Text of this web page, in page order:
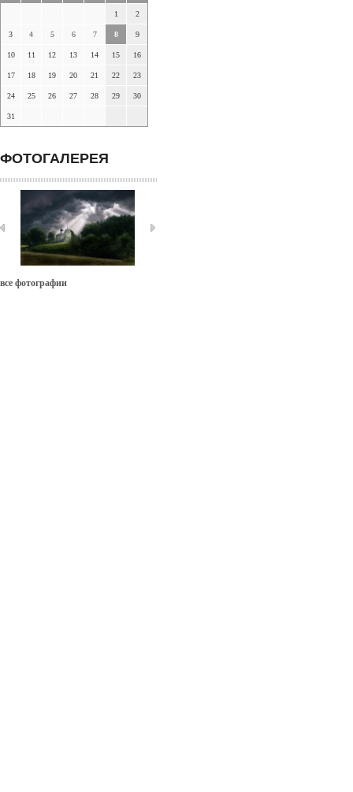
1 2
3 4 5 6 7 8 9
10 11 12 13 14 15 16
17 18 19 20 21 22 23
24 25 26 27 28 29 30
31
ФОТОГАЛЕРЕЯ
все фотографии